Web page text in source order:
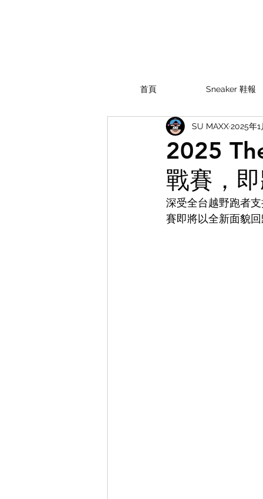
首頁 Sneaker 鞋報
2025
戰賽，
SU MAXX2025年1
深受全台越野跑者
賽即將以全新面貌回